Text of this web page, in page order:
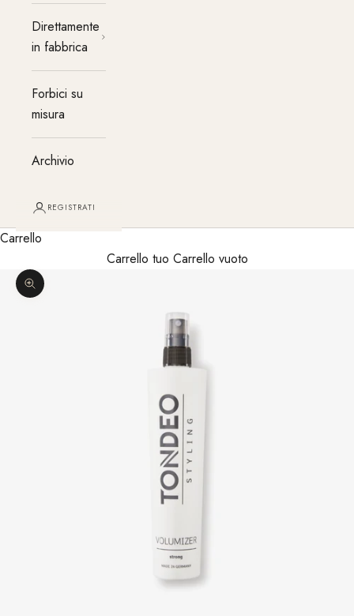
Direttamente
in fabbrica
Forbici su
misura
Archivio
REGISTRATI
Carrello
Carrello tuo Carrello vuoto
Ingrandisci immagine